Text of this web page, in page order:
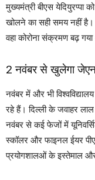
मुख्‍यमंत्री बीएस
खोलने का सही समय नहीं है।
वहा कोरोना संक्रमण बढ़ गया
2 नवंबर से खुलेगा
नवंबर में और भी
रहे हैं। दिल्‍ली के जवाहर
नवंबर से कई फेजों में
स्‍कॉलर और फाइनल ईयर
प्रयोगशालओं के इस्‍तेमाल और